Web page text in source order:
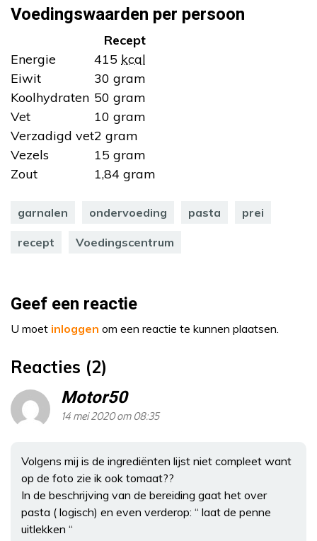
Voedingswaarden per persoon
Recept
Energie
415 kcal
Eiwit
30 gram
Koolhydraten 50 gram
Vet
10 gram
Verzadigd vet2 gram
Vezels
15 gram
Zout
1,84 gram
garnalen ondervoeding pasta prei
recept Voedingscentrum
Geef een reactie
U moet inloggen om een reactie te kunnen plaatsen.
Reacties (2)
Motor50
14 mei 2020 om 08:35
Volgens mij is de ingrediënten lijst niet compleet want
op de foto zie ik ook tomaat??
In de beschrijving van de bereiding gaat het over
pasta ( logisch) en even verderop: “ laat de penne
uitlekken “